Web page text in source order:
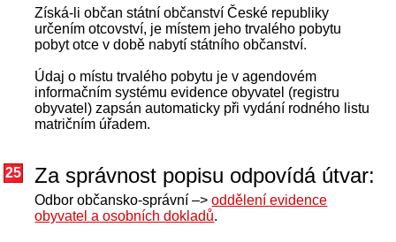
Získá-li občan státní občanství České republiky
určením otcovství, je místem jeho trvalého pobytu
pobyt otce v době nabytí státního občanství.
Údaj o místu trvalého pobytu je v agendovém
informačním systému evidence obyvatel (registru
obyvatel) zapsán automaticky při vydání rodného listu
matričním úřadem.
25 Za správnost popisu odpovídá útvar:
Odbor občansko-správní –>oddělení evidence
obyvatel a osobních dokladů.